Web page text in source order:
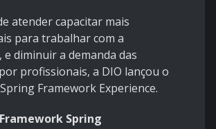
atender capacitar mais
para trabalhar com a
diminuir a demanda das
profissionais, a DIO lançou o
Framework Experience.
Spring